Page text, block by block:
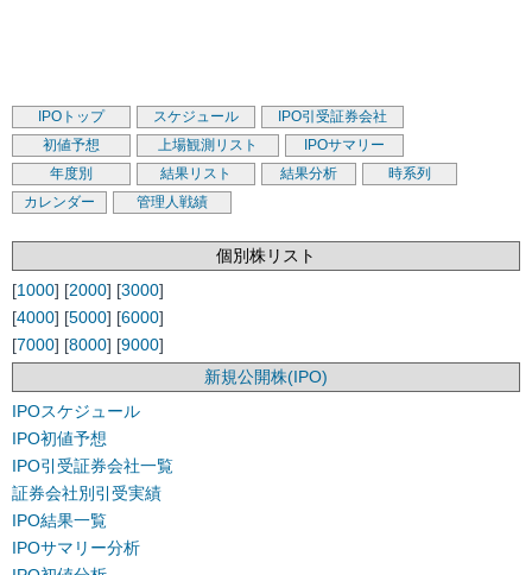
IPOトップ スケジュール
IPO引受証券会社
初値予想
上場観測リスト
IPOサマリー
年度別
結果リスト 結果分析
時系列
カレンダー
管理人戦績
個別株リスト
[1000] [2000] [3000]
[4000] [5000] [6000]
[7000] [8000] [9000]
新規公開株(IPO)
IPOスケジュール
IPO初値予想
IPO引受証券会社一覧
証券会社別引受実績
IPO結果一覧
IPOサマリー分析